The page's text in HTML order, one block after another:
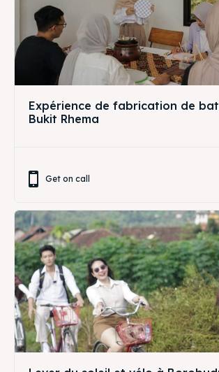
Expérience de fabrication de
Bukit Rhema
Get on call